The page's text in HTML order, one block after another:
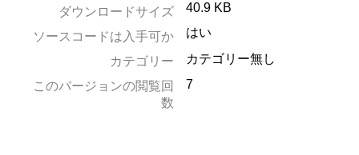
ダウンロードサイズ 40.9 KB
ソースコードは入手可か はい
カテゴリー
カテゴリー無し
このバージョンの閲覧回
数
7